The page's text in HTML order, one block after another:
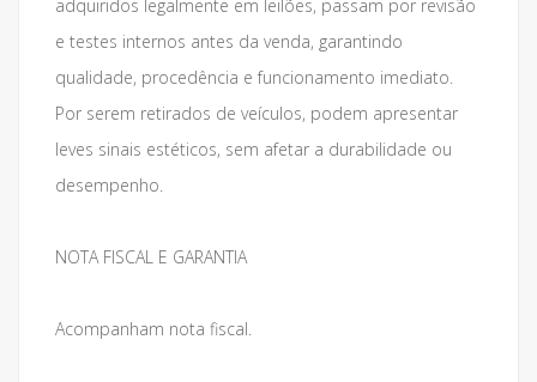
adquiridos legalmente em leilões, passam por revisão
e testes internos antes da venda, garantindo
qualidade, procedência e funcionamento imediato.
Por serem retirados de veículos, podem apresentar
leves sinais estéticos, sem afetar a durabilidade ou
desempenho.
NOTA FISCAL E GARANTIA
Acompanham nota fiscal.